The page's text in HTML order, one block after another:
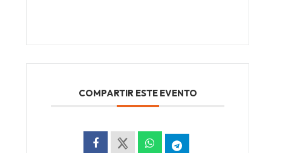
COMPARTIR ESTE EVENTO